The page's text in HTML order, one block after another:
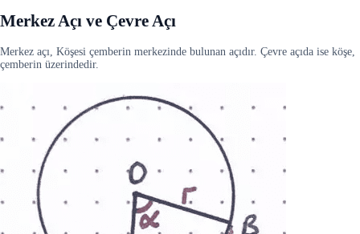
Merkez Açı ve Çevre Açı
Merkez açı, Köşesi çemberin merkezinde bulunan açıdır. Çevre açıda ise köşe,
çemberin üzerindedir.